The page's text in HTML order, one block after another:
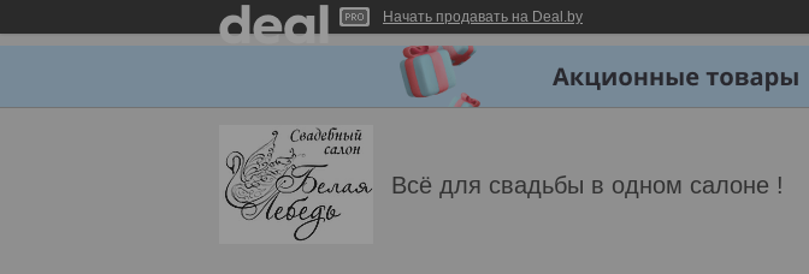
Начать продавать на Deal.by
Всё для свадьбы в одном салоне !